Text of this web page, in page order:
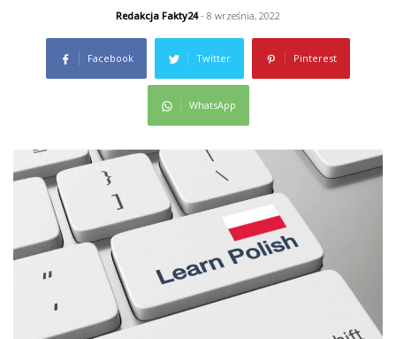
Redakcja Fakty24- 8 września, 2022
Facebook Twitter Pinterest
WhatsApp